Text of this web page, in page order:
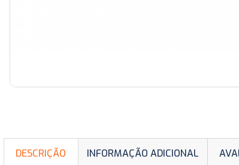
DESCRIÇÃO INFORMAÇÃO ADICIONAL